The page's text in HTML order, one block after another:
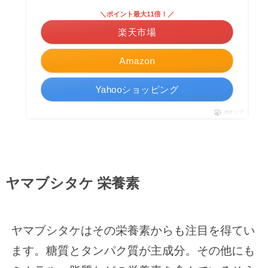
Amazon
＼ポイント最大11倍！／
楽天市場
Yahooショッピング
ポチップ
ヤマブシタケ 栄養素
ヤマブシタケはその栄養素からも注目を得てい
ます。糖質とタンパク質が主成分。その他にも